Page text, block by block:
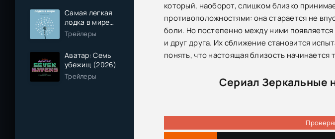
Самая легкая
лодка в мире
(2026)
Трейлеры
Аватар: Семь
убежищ (2026)
Трейлеры
который, наоборот, слишком близко
противоположностями: она старается не
боли. Но постепенно между ними появляется
и друг друга. Их сближение становится
понять, что настоящая близость
Сериал Зеркальные